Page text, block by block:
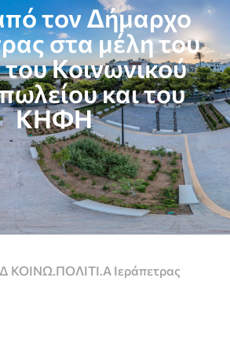
τον Δήμαρχο
στα μέλη του
Κοινωνικού
και του
ΚΗΦΗ
ΚΟΙΝΩ.ΠΟΛΙΤΙ.Α Ιεράπετρας